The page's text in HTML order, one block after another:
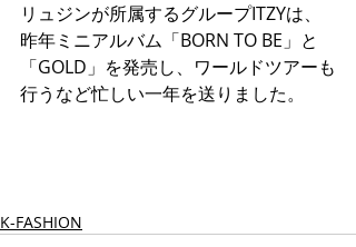
リュジンが所属するグループITZYは、
昨年ミニアルバム「BORN TO BE」と
「GOLD」を発売し、ワールドツアーも
行うなど忙しい一年を送りました。
K-FASHION